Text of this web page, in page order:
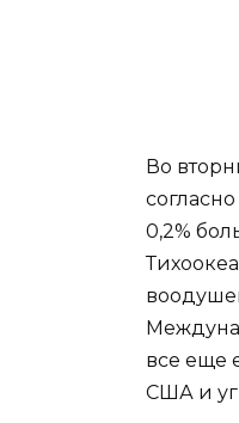
Во
0,2%
все еще
США и